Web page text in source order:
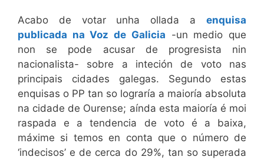
Acabo de votar unha ollada a enquisa
publicada na Voz de Galicia -un medio que
non se pode acusar de progresista nin
nacionalista- sobre a inteción de voto nas
principais cidades galegas. Segundo estas
enquisas o PP tan so lograría a maioría absoluta
na cidade de Ourense; aínda esta maioría é moi
raspada e a tendencia de voto é a baixa,
máxime si temos en conta que o número de
‘indecisos’ e de cerca do 29%, tan so superada